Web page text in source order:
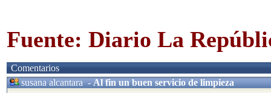
Fuente: Diario La
Comentarios
susana alcantara-Al fin un buen servicio de limpieza